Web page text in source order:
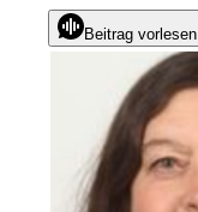
Beitrag vorlesen